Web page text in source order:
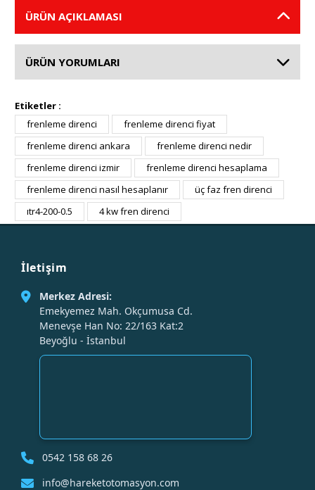
ÜRÜN AÇIKLAMASI
ÜRÜN YORUMLARI
Etiketler :
frenleme direnci
frenleme direnci fiyat
frenleme direnci ankara
frenleme direnci nedir
frenleme direnci izmir
frenleme direnci hesaplama
frenleme direnci nasıl hesaplanır
üç faz fren direnci
ıtr4-200-0.5
4 kw fren direnci
İletişim
Merkez Adresi:
Emekyemez Mah. Okçumusa Cd.
Menevşe Han No: 22/163 Kat:2
Beyoğlu - İstanbul
0542 158 68 26
info@hareketotomasyon.com